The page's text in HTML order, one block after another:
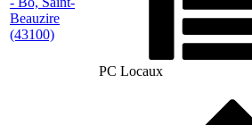
Beauzire
(43100)
PC Locaux